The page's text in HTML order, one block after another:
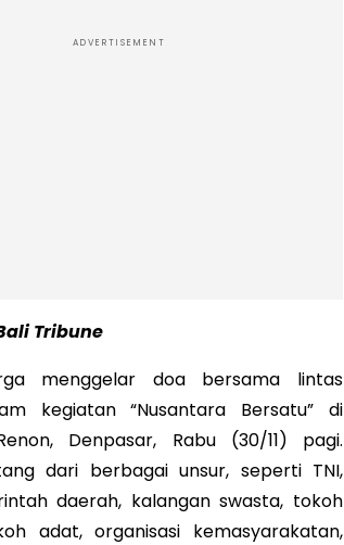
ADVERTISEMENT
Tribune
menggelar doa bersama lintas
kegiatan “Nusantara Bersatu” di
Denpasar, Rabu (30/11) pagi.
dari berbagai unsur, seperti TNI,
daerah, kalangan swasta, tokoh
adat, organisasi kemasyarakatan,